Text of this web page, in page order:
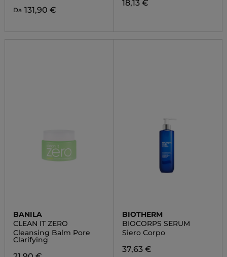
Da 131,90 €
18,13 €
BANILA
CLEAN IT ZERO
Cleansing Balm Pore
Clarifying
BIOTHERM
BIOCORPS SERUM
Siero Corpo
37,63 €